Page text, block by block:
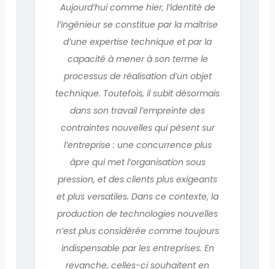
Aujourd’hui comme hier, l’identité de
l’ingénieur se constitue par la maîtrise
d’une expertise technique et par la
capacité à mener à son terme le
processus de réalisation d’un objet
technique. Toutefois, il subit désormais
dans son travail l’empreinte des
contraintes nouvelles qui pèsent sur
l’entreprise : une concurrence plus
âpre qui met l’organisation sous
pression, et des clients plus exigeants
et plus versatiles. Dans ce contexte, la
production de technologies nouvelles
n’est plus considérée comme toujours
indispensable par les entreprises. En
revanche, celles-ci souhaitent en